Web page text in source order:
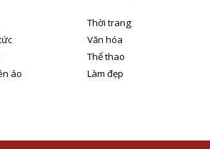
áo
Thời trang
Văn hóa
Thể thao
Làm đẹp